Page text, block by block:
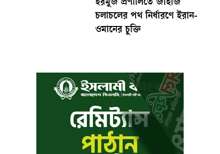
হরমুজ প্রণালিতে জাহাজ
চলাচলের পথ নির্ধারণে ইরান-
ওমানের চুক্তি